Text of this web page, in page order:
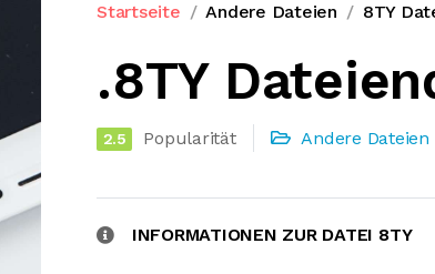
Startseite Andere Dateien 8TY
.8TY
2.5 Popularität Andere Dateien
INFORMATIONEN ZUR DATEI 8TY